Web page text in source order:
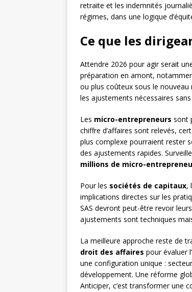
retraite et les indemnités
régimes, dans une logique
Ce que les
Attendre 2026 pour agir serait
préparation en amont,
ou plus coûteux sous le
les ajustements nécessaires
Les micro-entrepreneurs sont
chiffre d’affaires sont relevés,
plus complexe pourraient rester
des ajustements rapides.
millions de micro-
Pour les sociétés de capitaux,
implications directes sur les
SAS devront peut-être revoir
ajustements sont techniques
La meilleure approche reste de
droit des affaires pour évaluer
une configuration unique :
développement. Une réforme
Anticiper, c’est transformer une